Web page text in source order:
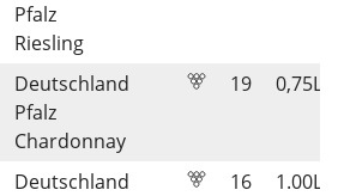
Pfalz
Riesling
Deutschland
Pfalz
Chardonnay
19 0,75L
Deutschland
16 1.00L